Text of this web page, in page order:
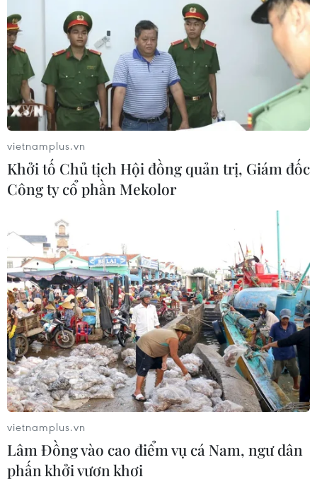
vietnamplus.vn
Khởi tố Chủ tịch Hội đồng quản trị, Giám đốc
Công ty cổ phần Mekolor
vietnamplus.vn
Lâm Đồng vào cao điểm vụ cá Nam, ngư dân
phấn khởi vươn khơi